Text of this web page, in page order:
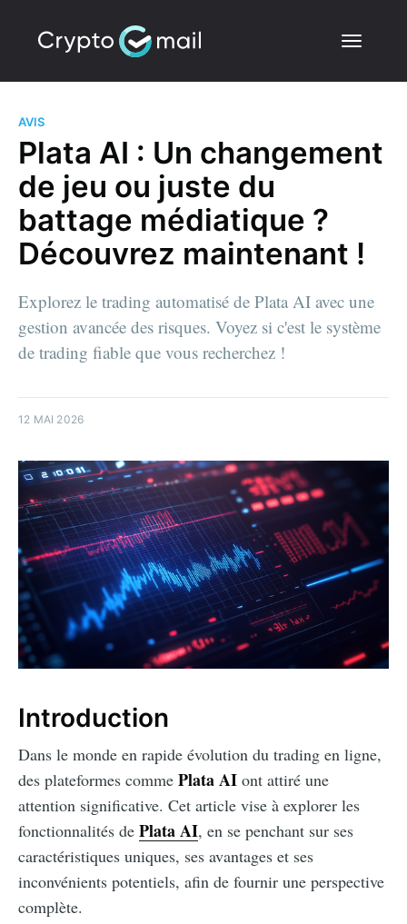
AVIS
Plata AI : Un changement
de jeu ou juste du
battage médiatique ?
Découvrez maintenant !
Explorez le trading automatisé de Plata AI avec une
gestion avancée des risques. Voyez si c'est le système
de trading fiable que vous recherchez !
12 MAI 2026
Introduction
Dans le monde en rapide évolution du trading en ligne,
des plateformes comme Plata AI ont attiré une
attention significative. Cet article vise à explorer les
fonctionnalités de Plata AI, en se penchant sur ses
caractéristiques uniques, ses avantages et ses
inconvénients potentiels, afin de fournir une perspective
complète.